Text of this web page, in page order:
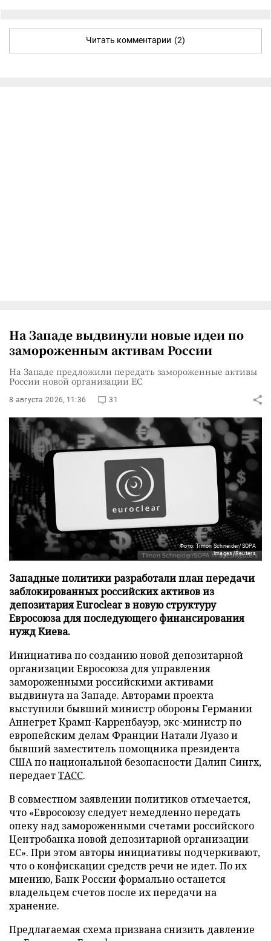
Читать комментарии (2)
На Западе выдвинули новые идеи по
замороженным активам России
На Западе предложили передать замороженные активы
России новой организации ЕС
8 августа 2026, 11:36 31
Фото: Timon Schneider/SOPA
Images/Reuters
Западные политики разработали план передачи
заблокированных российских активов из
депозитария Euroclear в новую структуру
Евросоюза для последующего финансирования
нужд Киева.
Инициатива по созданию новой депозитарной
организации Евросоюза для управления
замороженными российскими активами
выдвинута на Западе. Авторами проекта
выступили бывший министр обороны Германии
Аннегрет Крамп-Карренбауэр, экс-министр по
европейским делам Франции Натали Луазо и
бывший заместитель помощника президента
США по национальной безопасности Далип Сингх,
передаетТАСС.
В совместном заявлении политиков отмечается,
что «Евросоюзу следует немедленно передать
опеку над замороженными счетами российского
Центробанка новой депозитарной организации
ЕС». При этом авторы инициативы подчеркивают,
что о конфискации средств речи не идет. По их
мнению, Банк России формально останется
владельцем счетов после их передачи на
хранение.
Предлагаемая схема призвана снизить давление